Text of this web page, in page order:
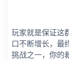
玩家就是保证这
口不断增长，最
挑战之一，你的